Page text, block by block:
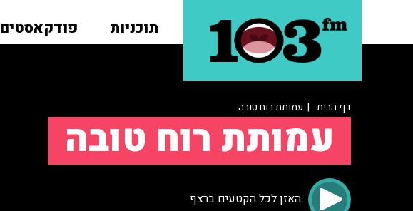
תוכניות פודקאסטים
דף הבית | עמותת רוח טובה
עמותת רוח טובה
האזן לכל הקטעים ברצף